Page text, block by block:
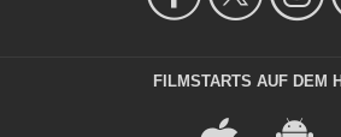
FILMSTARTS AUF DEM